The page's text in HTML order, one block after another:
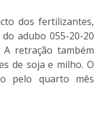
dos fertilizantes,
adubo 055-20-20
retração também
de soja e milho. O
pelo quarto mês